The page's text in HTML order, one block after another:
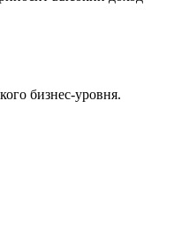
бизнес-уровня.